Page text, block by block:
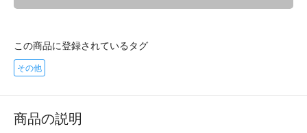
この商品に登録されているタグ
その他
商品の説明